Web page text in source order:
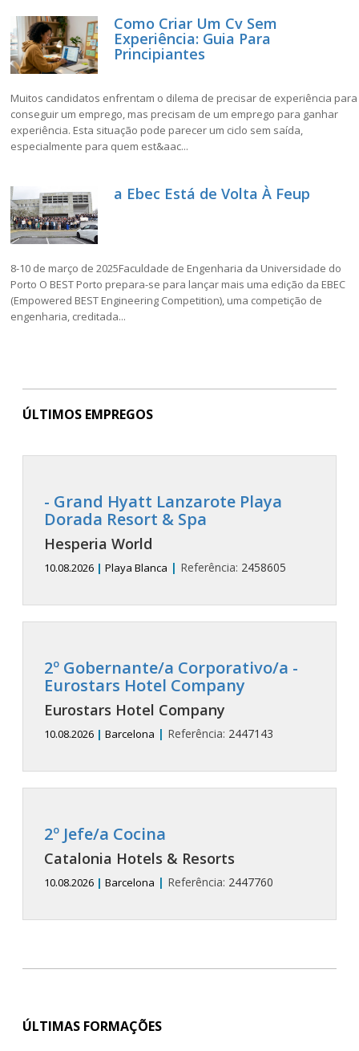
Como Criar Um Cv Sem
Experiência: Guia Para
Principiantes
Muitos candidatos enfrentam o dilema de precisar de experiência para
conseguir um emprego, mas precisam de um emprego para ganhar
experiência. Esta situação pode parecer um ciclo sem saída,
especialmente para quem est&aac...
a Ebec Está de Volta À Feup
8-10 de março de 2025Faculdade de Engenharia da Universidade do
Porto O BEST Porto prepara-se para lançar mais uma edição da EBEC
(Empowered BEST Engineering Competition), uma competição de
engenharia, creditada...
ÚLTIMOS EMPREGOS
- Grand Hyatt Lanzarote Playa
Dorada Resort & Spa
Hesperia World
10.08.2026 | Playa Blanca | Referência: 2458605
2º Gobernante/a Corporativo/a -
Eurostars Hotel Company
Eurostars Hotel Company
10.08.2026 | Barcelona | Referência: 2447143
2º Jefe/a Cocina
Catalonia Hotels & Resorts
10.08.2026 | Barcelona | Referência: 2447760
ÚLTIMAS FORMAÇÕES